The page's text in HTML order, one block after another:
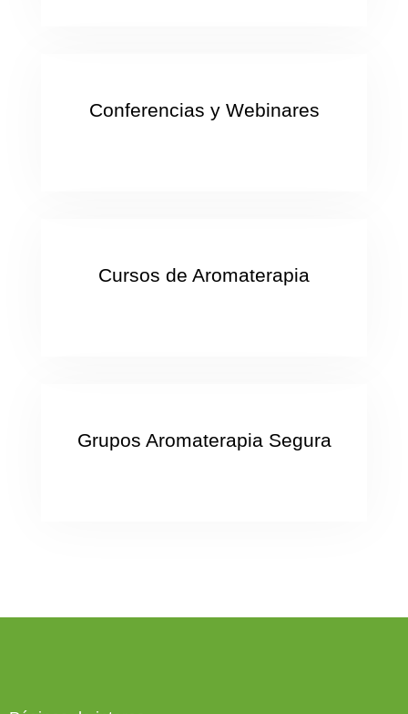
Conferencias y Webinares
Cursos de Aromaterapia
Grupos Aromaterapia Segura